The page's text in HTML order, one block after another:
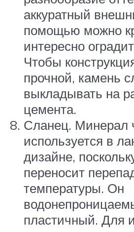
аккуратный
помощью можно
интересно
Чтобы
прочной, камень
выкладывать на
цемента.
Сланец. Минерал
используется в
дизайне,
переносит
температуры. Он
пластичный. Для